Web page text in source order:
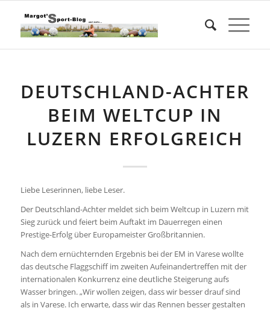
DEUTSCHLAND-ACHTER
BEIM WELTCUP IN
LUZERN ERFOLGREICH
Liebe Leserinnen, liebe Leser.
Der Deutschland-Achter meldet sich beim Weltcup in Luzern mit
Sieg zurück und feiert beim Auftakt im Dauerregen einen
Prestige-Erfolg über Europameister Großbritannien.
Nach dem ernüchternden Ergebnis bei der EM in Varese wollte
das deutsche Flaggschiff im zweiten Aufeinandertreffen mit der
internationalen Konkurrenz eine deutliche Steigerung aufs
Wasser bringen. „Wir wollen zeigen, dass wir besser drauf sind
als in Varese. Ich erwarte, dass wir das Rennen besser gestalten